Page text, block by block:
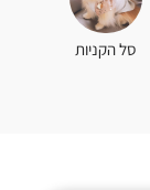
סל הקניות